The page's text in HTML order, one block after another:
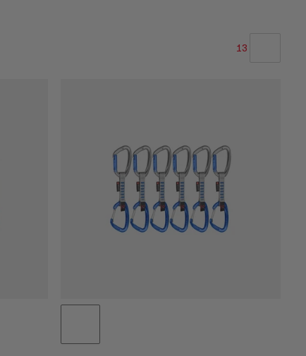
13
COSA C'È DI NUOVO
VALUTAZIONE